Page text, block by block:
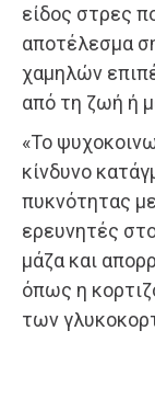
είδος στρες
αποτέλεσμα
χαμηλών
από τη ζωή ή
«Το
κίνδυνο
πυκνότητας
ερευνητές
μάζα και
όπως η
των